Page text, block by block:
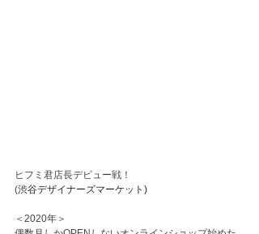
ヒフミ君店長デビュー戦！
(渋谷デザイナーズマーケット)
＜2020年＞